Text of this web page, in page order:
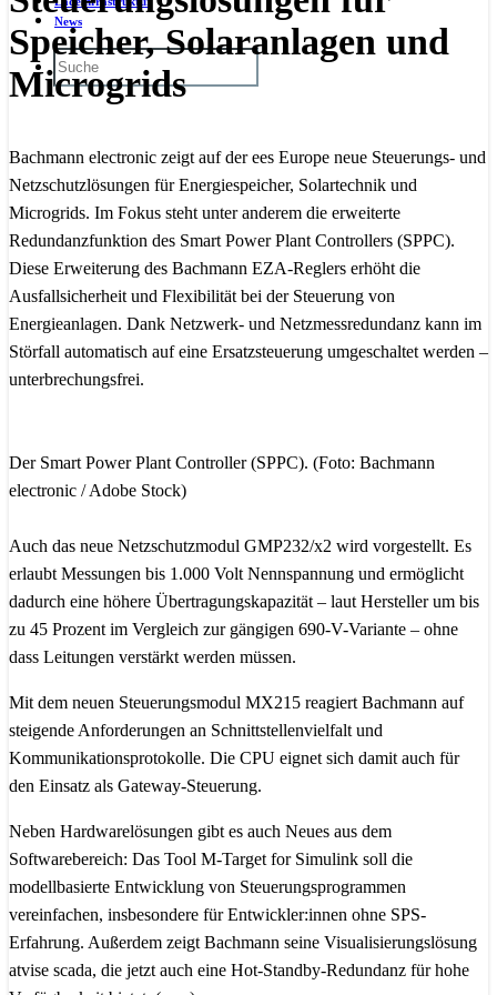
News
Speicher, Solaranlagen und
Microgrids
Bachmann electronic zeigt auf der ees Europe neue Steuerungs- und
Netzschutzlösungen für Energiespeicher, Solartechnik und
Microgrids. Im Fokus steht unter anderem die erweiterte
Redundanzfunktion des Smart Power Plant Controllers (SPPC).
Diese Erweiterung des Bachmann EZA-Reglers erhöht die
Ausfallsicherheit und Flexibilität bei der Steuerung von
Energieanlagen. Dank Netzwerk- und Netzmessredundanz kann im
Störfall automatisch auf eine Ersatzsteuerung umgeschaltet werden –
unterbrechungsfrei.
Der Smart Power Plant Controller (SPPC). (Foto: Bachmann
electronic / Adobe Stock)
Auch das neue Netzschutzmodul GMP232/x2 wird vorgestellt. Es
erlaubt Messungen bis 1.000 Volt Nennspannung und ermöglicht
dadurch eine höhere Übertragungskapazität – laut Hersteller um bis
zu 45 Prozent im Vergleich zur gängigen 690-V-Variante – ohne
dass Leitungen verstärkt werden müssen.
Mit dem neuen Steuerungsmodul MX215 reagiert Bachmann auf
steigende Anforderungen an Schnittstellenvielfalt und
Kommunikationsprotokolle. Die CPU eignet sich damit auch für
den Einsatz als Gateway-Steuerung.
Neben Hardwarelösungen gibt es auch Neues aus dem
Softwarebereich: Das Tool M-Target for Simulink soll die
modellbasierte Entwicklung von Steuerungsprogrammen
vereinfachen, insbesondere für Entwickler:innen ohne SPS-
Erfahrung. Außerdem zeigt Bachmann seine Visualisierungslösung
atvise scada, die jetzt auch eine Hot-Standby-Redundanz für hohe